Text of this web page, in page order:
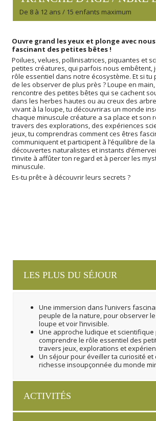
De 8 à 12 ans / 15 enfants maximum
Ouvre grand les yeux et plonge avec
fascinant des petites bêtes !
Poilues, velues, pollinisatrices, piquantes et
petites créatures, qui parfois nous embêtent,
rôle essentiel dans notre écosystème. Et si tu
de les observer de plus près ? Loupe en
rencontre des petites bêtes qui se cachent
dans les herbes hautes ou au creux des
vivant à la loupe, tu découvriras un monde
chaque minuscule créature a sa place et son
travers des explorations, des expériences
jeux, tu comprendras comment ces êtres
communiquent et participent à l’équilibre de
découvertes naturalistes et instants
t’invite à affûter ton regard et à percer les
minuscule.
Es-tu prêt·e à découvrir leurs secrets ?
LES PLUS DU SÉJOUR
Une immersion dans l’univers
peuple de la nature, pour observer
loupe et voir l’invisible.
Une approche ludique et scientifique
comprendre le rôle essentiel des
travers jeux, explorations et
Un séjour pour éveiller ta curiosité et
richesse insoupçonnée du monde
ACTIVITÉS